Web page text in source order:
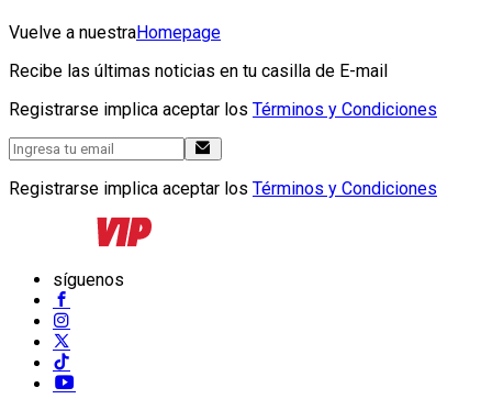
Vuelve a nuestraHomepage
Recibe las últimas noticias en tu casilla de E-mail
Registrarse implica aceptar los Términos y Condiciones
Registrarse implica aceptar los Términos y Condiciones
síguenos